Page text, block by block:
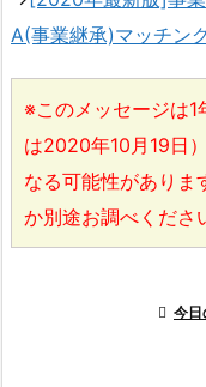
A(事業継承)マッチン
※このメッセージは
は2020年10月19日
なる可能性がありま
か別途お調べくださ
 今日